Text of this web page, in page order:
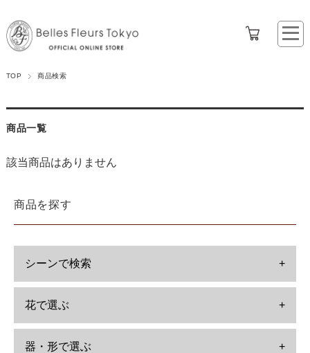
TOP 商品検索
商品一覧
該当商品はありません
商品を探す
シーンで検索 +
花で選ぶ +
器・形で選ぶ +